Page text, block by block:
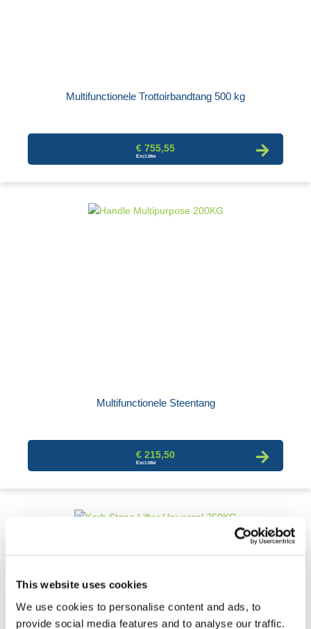
This website uses cookies
We use cookies to personalise content and ads, to
provide social media features and to analyse our traffic.
Multifunctionele Trottoirbandtang 500 kg
€ 755,55
Multifunctionele Steentang
€ 215,50